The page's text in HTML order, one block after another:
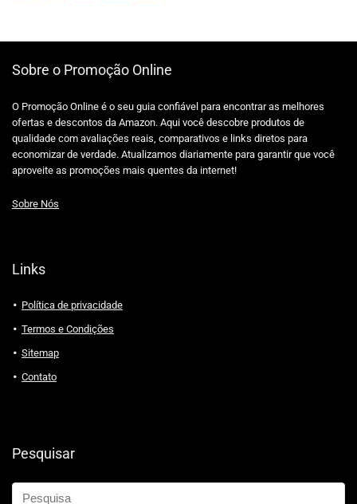
Sobre o Promoção Online
O Promoção Online é o seu guia confiável para encontrar as melhores
ofertas e descontos da Amazon. Aqui você descobre produtos de
qualidade com avaliações reais, comparativos e links diretos para
economizar de verdade. Atualizamos diariamente para garantir que você
aproveite as promoções mais quentes da internet!
Sobre Nós
Links
Política de privacidade
Termos e Condições
Sitemap
Contato
Pesquisar